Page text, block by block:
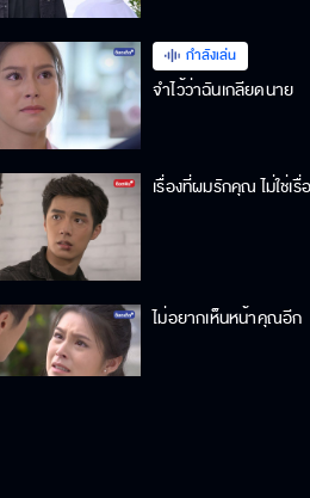
กำลังเล่น
จำไว้ว่าฉันเกลียดนาย
เรื่องที่ผมรักคุณ ไม่ใช่เรื่
ไม่อยากเห็นหน้าคุณอีก